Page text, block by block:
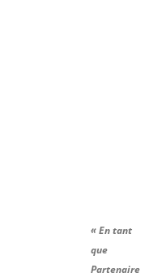
« En tant
que
Partenaire